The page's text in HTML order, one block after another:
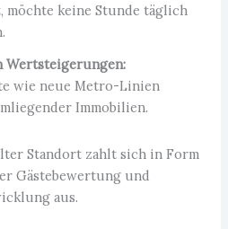
möchte keine Stunde täglich
Wertsteigerungen:
wie neue Metro-Linien
Immobilien.
Standort zahlt sich in Form
Gästebewertung und
aus.